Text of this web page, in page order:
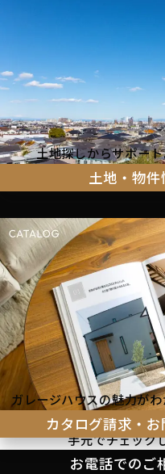
土地・物件
土地探しからサポー
家族の暮らしにぴった
カタログ請求・
ガレージハウスの魅力が
理想の暮ら
手元でチェック
お電話でのご